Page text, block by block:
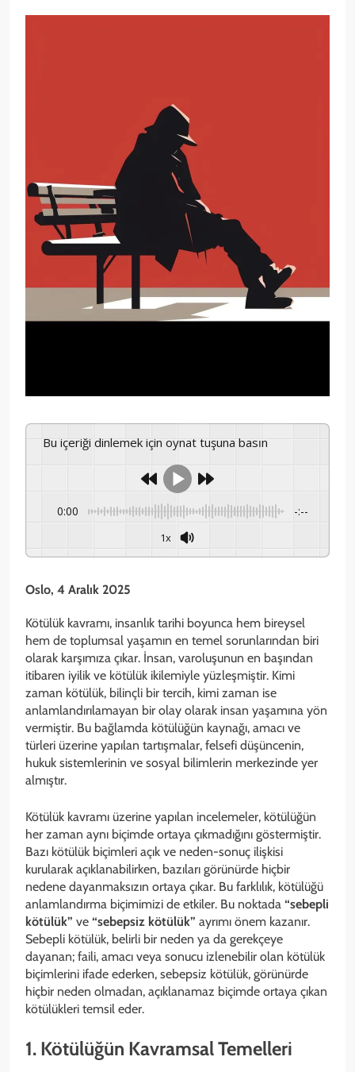
Bu içeriği dinlemek için oynat tuşuna basın
0:00 -:--
1x
Oslo, 4 Aralık 2025
Kötülük kavramı, insanlık tarihi boyunca hem bireysel
hem de toplumsal yaşamın en temel sorunlarından biri
olarak karşımıza çıkar. İnsan, varoluşunun en başından
itibaren iyilik ve kötülük ikilemiyle yüzleşmiştir. Kimi
zaman kötülük, bilinçli bir tercih, kimi zaman ise
anlamlandırılamayan bir olay olarak insan yaşamına yön
vermiştir. Bu bağlamda kötülüğün kaynağı, amacı ve
türleri üzerine yapılan tartışmalar, felsefi düşüncenin,
hukuk sistemlerinin ve sosyal bilimlerin merkezinde yer
almıştır.
Kötülük kavramı üzerine yapılan incelemeler, kötülüğün
her zaman aynı biçimde ortaya çıkmadığını göstermiştir.
Bazı kötülük biçimleri açık ve neden-sonuç ilişkisi
kurularak açıklanabilirken, bazıları görünürde hiçbir
nedene dayanmaksızın ortaya çıkar. Bu farklılık, kötülüğü
anlamlandırma biçimimizi de etkiler. Bu noktada “sebepli
kötülük” ve “sebepsiz kötülük” ayrımı önem kazanır.
Sebepli kötülük, belirli bir neden ya da gerekçeye
dayanan; faili, amacı veya sonucu izlenebilir olan kötülük
biçimlerini ifade ederken, sebepsiz kötülük, görünürde
hiçbir neden olmadan, açıklanamaz biçimde ortaya çıkan
kötülükleri temsil eder.
1. Kötülüğün Kavramsal Temelleri